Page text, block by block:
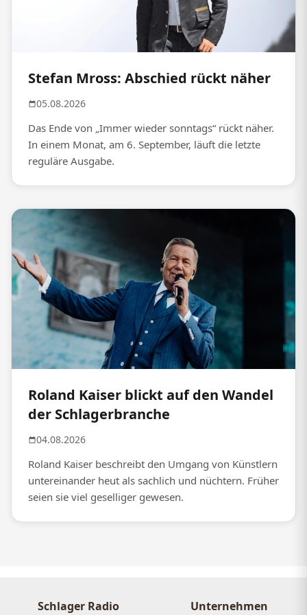
Stefan Mross: Abschied rückt näher
05.08.2026
Das Ende von „Immer wieder sonntags“ rückt näher.
In einem Monat, am 6. September, läuft die letzte
reguläre Ausgabe.
Roland Kaiser blickt auf den Wandel
der Schlagerbranche
04.08.2026
Roland Kaiser beschreibt den Umgang von Künstlern
untereinander heut als sachlich und nüchtern. Früher
seien sie viel geselliger gewesen.
Schlager Radio Unternehmen